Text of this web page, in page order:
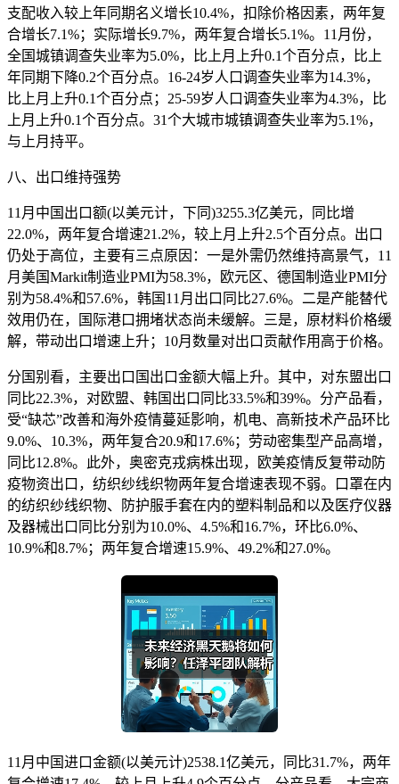
支配收入较上年同期名义增长10.4%，扣除价格因素，两年复
合增长7.1%；实际增长9.7%，两年复合增长5.1%。11月份，
全国城镇调查失业率为5.0%，比上月上升0.1个百分点，比上
年同期下降0.2个百分点。16-24岁人口调查失业率为14.3%，
比上月上升0.1个百分点；25-59岁人口调查失业率为4.3%，比
上月上升0.1个百分点。31个大城市城镇调查失业率为5.1%，
与上月持平。
八、出口维持强势
11月中国出口额(以美元计，下同)3255.3亿美元，同比增
22.0%，两年复合增速21.2%，较上月上升2.5个百分点。出口
仍处于高位，主要有三点原因：一是外需仍然维持高景气，11
月美国Markit制造业PMI为58.3%，欧元区、德国制造业PMI分
别为58.4%和57.6%，韩国11月出口同比27.6%。二是产能替代
效用仍在，国际港口拥堵状态尚未缓解。三是，原材料价格缓
解，带动出口增速上升；10月数量对出口贡献作用高于价格。
分国别看，主要出口国出口金额大幅上升。其中，对东盟出口
同比22.3%，对欧盟、韩国出口同比33.5%和39%。分产品看，
受“缺芯”改善和海外疫情蔓延影响，机电、高新技术产品环比
9.0%、10.3%，两年复合20.9和17.6%；劳动密集型产品高增，
同比12.8%。此外，奥密克戎病株出现，欧美疫情反复带动防
疫物资出口，纺织纱线织物两年复合增速表现不弱。口罩在内
的纺织纱线织物、防护服手套在内的塑料制品和以及医疗仪器
及器械出口同比分别为10.0%、4.5%和16.7%，环比6.0%、
10.9%和8.7%；两年复合增速15.9%、49.2%和27.0%。
11月中国进口金额(以美元计)2538.1亿美元，同比31.7%，两年